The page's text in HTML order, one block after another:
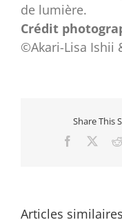
de lumière.
Crédit
©Akari-Lisa Ishii
Share This
Facebook
Articles similaires